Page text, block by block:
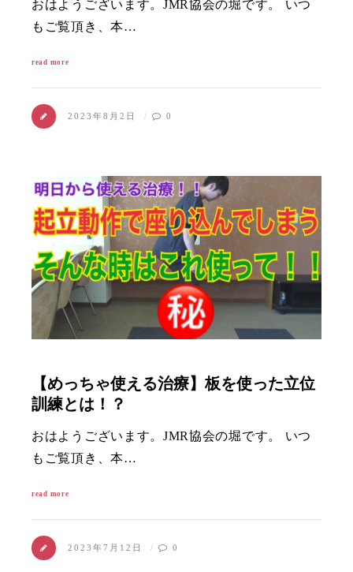
おはようございます。JMR協会の堀です。 いつ
もご覧頂き、本…
read more
2023年8月2日 0
【めっちゃ使える治療】板を使った立位
訓練とは！？
おはようございます。JMR協会の堀です。 いつ
もご覧頂き、本…
read more
2023年7月12日 0